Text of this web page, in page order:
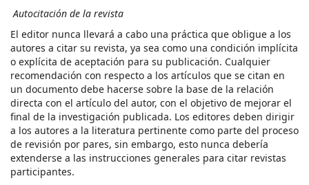
Autocitación de la revista
El editor nunca llevará a cabo una práctica que obligue a los
autores a citar su revista, ya sea como una condición implícita
o explícita de aceptación para su publicación. Cualquier
recomendación con respecto a los artículos que se citan en
un documento debe hacerse sobre la base de la relación
directa con el artículo del autor, con el objetivo de mejorar el
final de la investigación publicada. Los editores deben dirigir
a los autores a la literatura pertinente como parte del proceso
de revisión por pares, sin embargo, esto nunca debería
extenderse a las instrucciones generales para citar revistas
participantes.